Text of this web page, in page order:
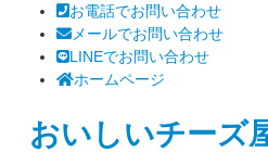
お電話でお問い合わせ
メールでお問い合わせ
LINEでお問い合わせ
ホームページ
おいしいチーズ